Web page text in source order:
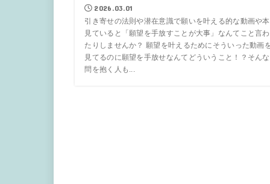
2026.03.01
引き寄せの法則や潜在意識で願いを叶える的な動画や
見ていると「願望を手放すことが大事」なんてこと言
たりしませんか？ 願望を叶えるためにそういった動画
見てるのに願望を手放せなんてどういうこと！？そん
問を抱く人も...